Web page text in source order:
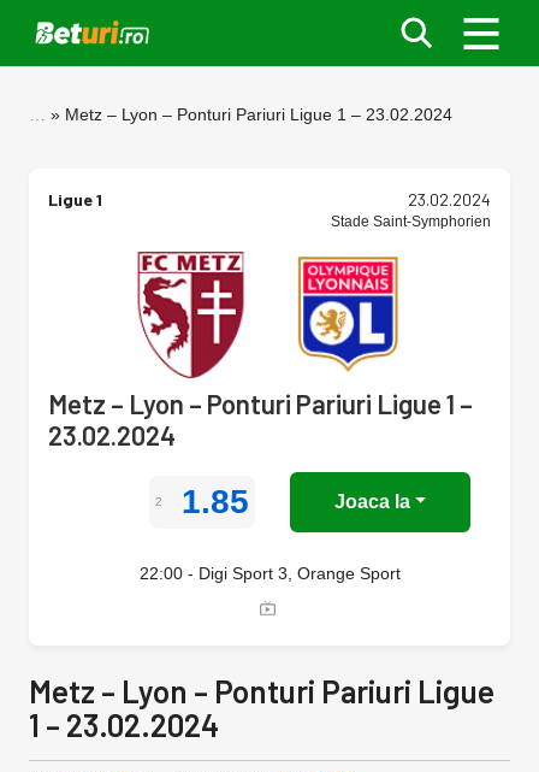
Metz – Lyon – Ponturi Pariuri Ligue 1 – 23.02.2024
Ligue 1 23.02.2024
Stade Saint-Symphorien
Metz – Lyon – Ponturi Pariuri Ligue 1 –
23.02.2024
2 1.85 Joaca la
22:00 - Digi Sport 3, Orange Sport
Metz – Lyon – Ponturi Pariuri Ligue
1 – 23.02.2024